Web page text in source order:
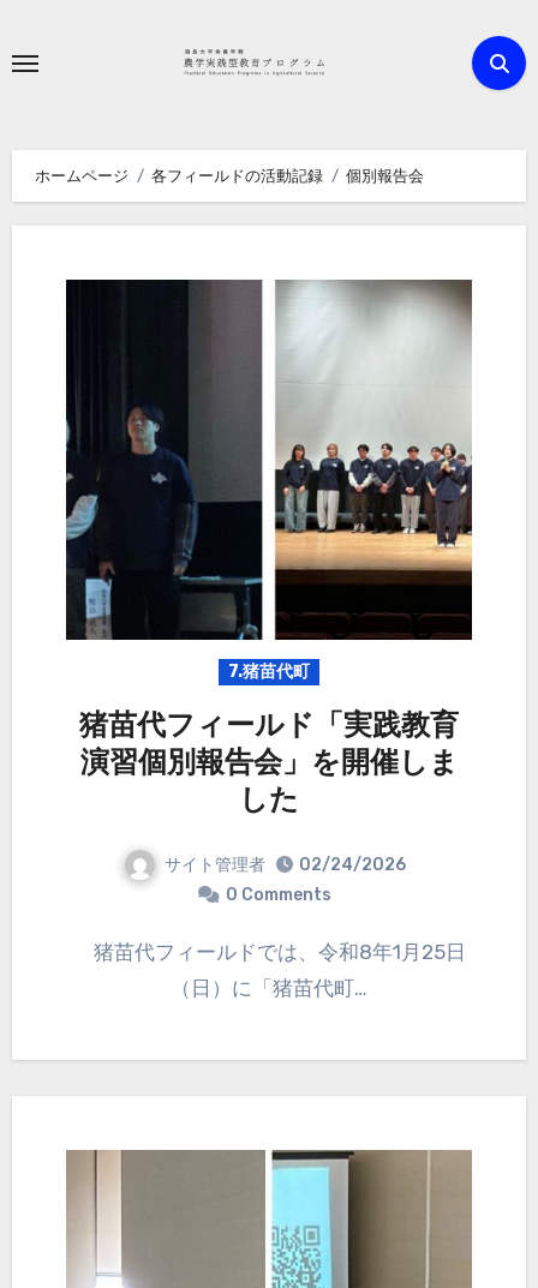
ホームページ 各フィールドの活動記録 個別報告会
7.猪苗代町
猪苗代フィールド「実践教育
演習個別報告会」を開催しま
した
サイト管理者
02/24/2026
0 Comments
猪苗代フィールドでは、令和8年1月25日
（日）に「猪苗代町…